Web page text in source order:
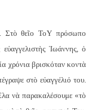
Στὸ θεῖο ΤοΥ πρόσωπο
Ἰωάννης, ὁ
χρόνια βρισκόταν κοντὰ
στὸ εὐαγγέλιό του.
νὰ παρακαλέσουμε «τὸ